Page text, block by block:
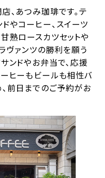
、あつみ珈琲です。テ
やコーヒー、スイーツ
熟ロースカツセットや
ヴァンツの勝利を願う
ンドやお弁当で、応援
ヒーもビールも相性バ
前日までのご予約がお